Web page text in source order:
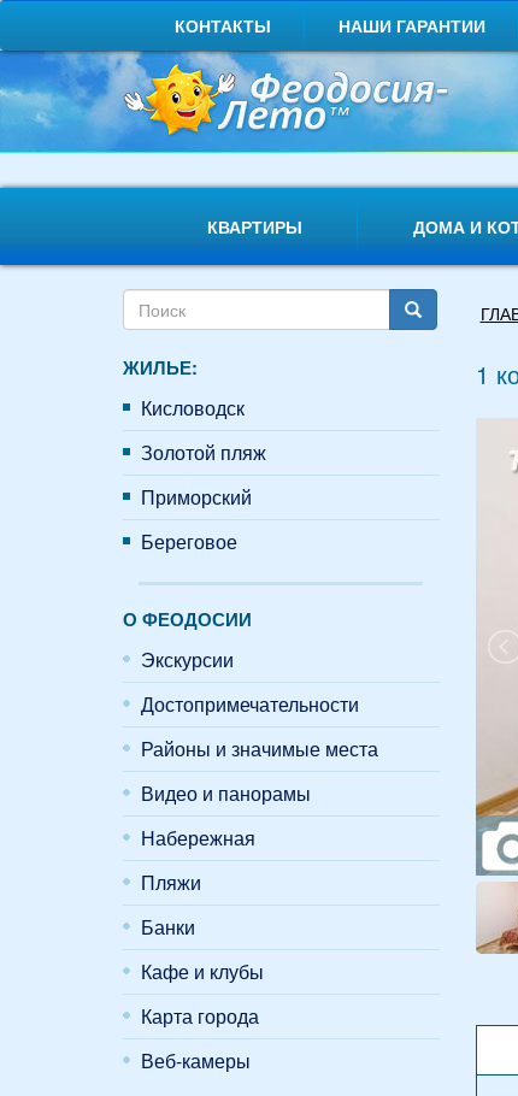
основному
содержанию
КОНТАКТЫ НАШИ ГАРАНТИИ
КВАРТИРЫ ДОМА И
Форма
поиска
ЖИЛЬЕ:
Кисловодск
Золотой пляж
Приморский
Береговое
О ФЕОДОСИИ
Экскурсии
Достопримечательности
Районы и значимые места
Видео и панорамы
Набережная
Пляжи
Банки
Кафе и клубы
Карта города
Веб-камеры
1